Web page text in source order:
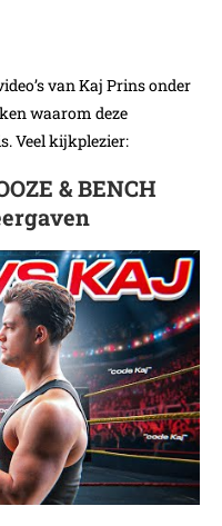
van Kaj Prins onder
waarom deze
Veel kijkplezier:
& BENCH